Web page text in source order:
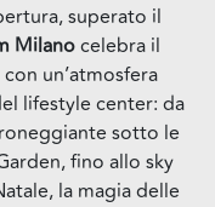
superato il
Milanocelebra il
un’atmosfera
lifestyle center: da
sotto le
fino allo sky
la magia delle